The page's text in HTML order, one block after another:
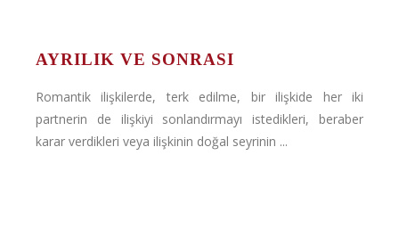
AYRILIK VE SONRASI
Romantik ilişkilerde, terk edilme, bir ilişkide her iki
partnerin de ilişkiyi sonlandırmayı istedikleri, beraber
karar verdikleri veya ilişkinin doğal seyrinin ...